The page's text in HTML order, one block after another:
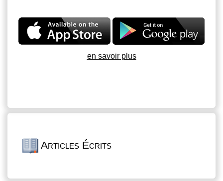
en savoir plus
Articles Écrits